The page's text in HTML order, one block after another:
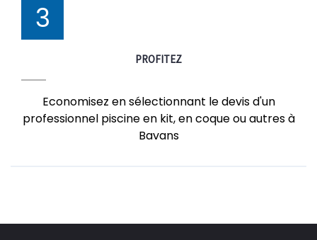
3
PROFITEZ
Economisez en sélectionnant le devis d'un
professionnel piscine en kit, en coque ou autres à
Bavans